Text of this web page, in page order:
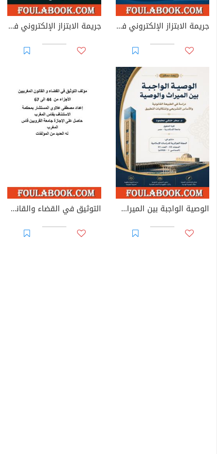
جريمة الابتزاز الإلكتروني في القوانين العربية جريمة الابتزاز الإلكتروني في القانون الجزائري
الوصية الواجبة بين الميراث والوصية: دراسة في الطبيعة القانونية والأساس التشريعي وإشكاليات التطبيق التوثيق في القضاء والقانون المغربيين - الأجزاء من 44 إلى 67